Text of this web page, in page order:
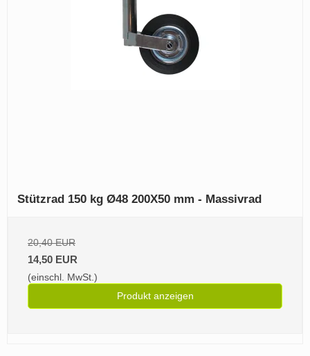
Stützrad 150 kg Ø48 200X50 mm - Massivrad
20,40 EUR
14,50 EUR
(einschl. MwSt.)
Produkt anzeigen